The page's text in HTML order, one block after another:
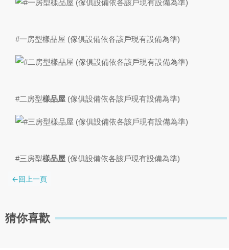
#一房型樣品屋 (傢俱設備依各該戶現有設備為準)
#二房型樣品屋 (傢俱設備依各該戶現有設備為準)
#三房型樣品屋 (傢俱設備依各該戶現有設備為準)
猜你喜歡